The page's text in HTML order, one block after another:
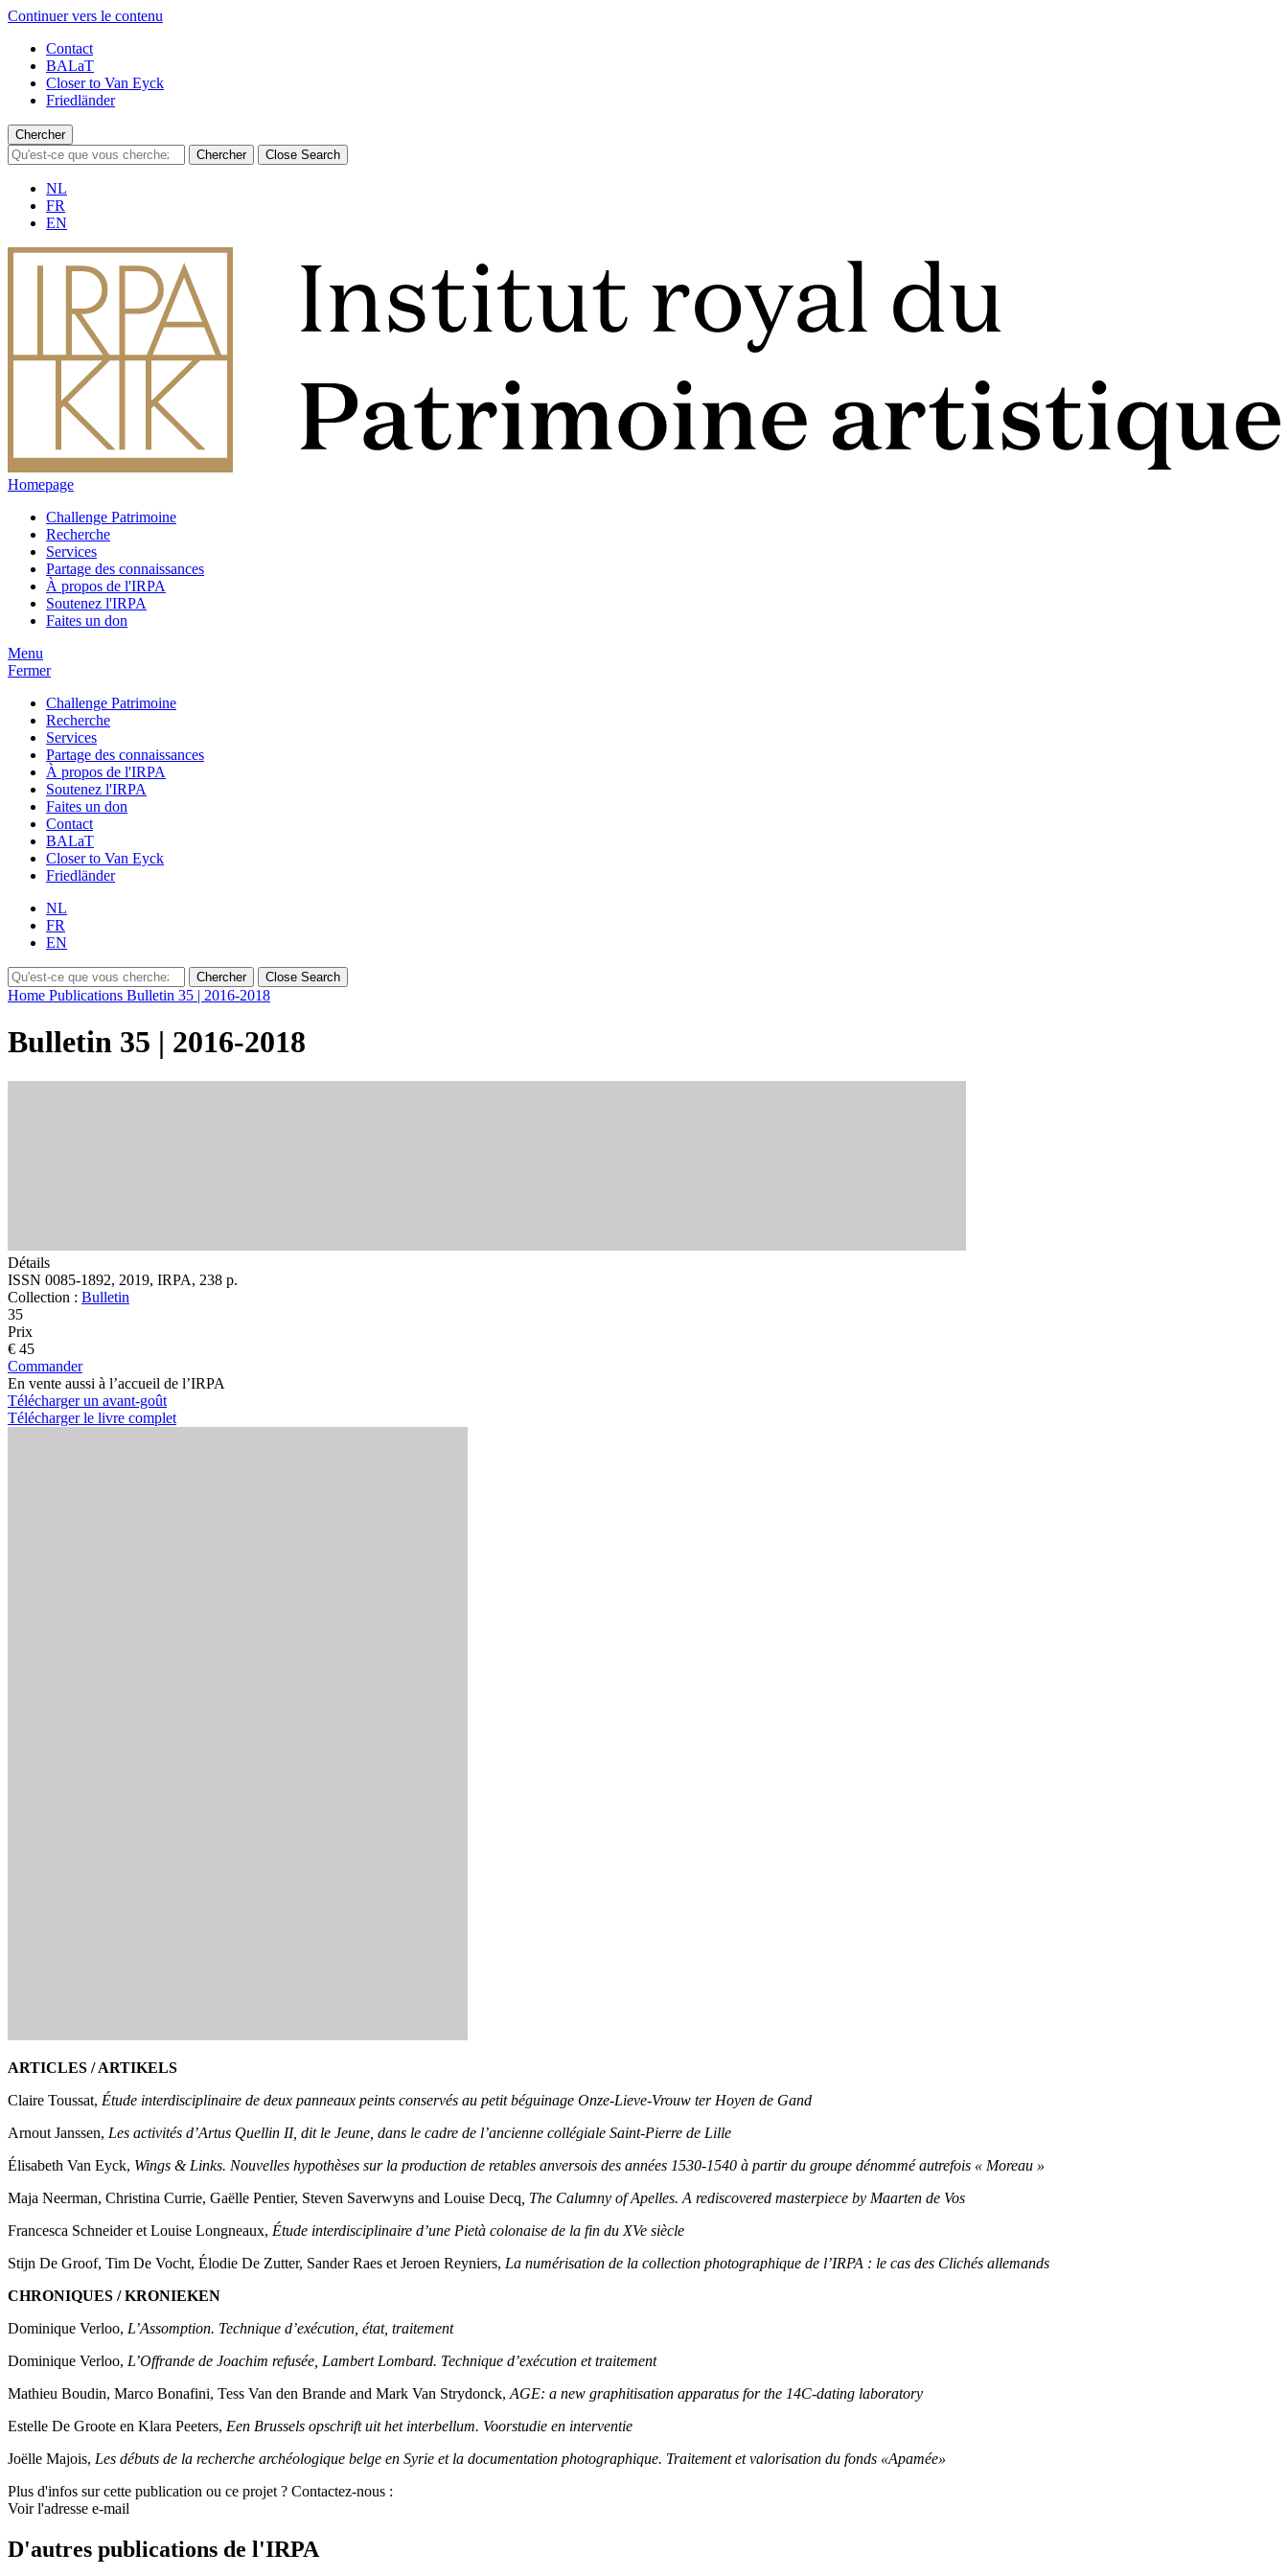
Continuer vers le contenu
Contact
BALaT
Closer to Van Eyck
Friedländer
Chercher
Chercher
Close Search
NL
FR
EN
Homepage
Challenge Patrimoine
Recherche
Services
Partage des connaissances
À propos de l'IRPA
Soutenez l'IRPA
Faites un don
Menu
Fermer
Challenge Patrimoine
Recherche
Services
Partage des connaissances
À propos de l'IRPA
Soutenez l'IRPA
Faites un don
Contact
BALaT
Closer to Van Eyck
Friedländer
NL
FR
EN
Chercher Close Search
Home Publications Bulletin 35 | 2016-2018
Bulletin 35 | 2016-2018
Détails
ISSN 0085-1892, 2019, IRPA, 238 p.
Collection : Bulletin
35
Prix
€ 45
Commander
En vente aussi à l’accueil de l’IRPA
Télécharger un avant-goût
Télécharger le livre complet
ARTICLES / ARTIKELS
Claire Toussat, Étude interdisciplinaire de deux panneaux peints conservés au petit béguinage Onze-Lieve-Vrouw ter Hoyen de Gand
Arnout Janssen, Les activités d’Artus Quellin II, dit le Jeune, dans le cadre de l’ancienne collégiale Saint-Pierre de Lille
Élisabeth Van Eyck, Wings & Links. Nouvelles hypothèses sur la production de retables anversois des années 1530-1540 à partir du groupe dénommé autrefois « Moreau »
Maja Neerman, Christina Currie, Gaëlle Pentier, Steven Saverwyns and Louise Decq , The Calumny of Apelles. A rediscovered masterpiece by Maarten de Vos
Francesca Schneider et Louise Longneaux, Étude interdisciplinaire d’une Pietà colonaise de la fin du XVe siècle
Stijn De Groof, Tim De Vocht, Élodie De Zutter, Sander Raes et Jeroen Reyniers, La numérisation de la collection photographique de l’IRPA : le cas des Clichés allemands
CHRONIQUES / KRONIEKEN
Dominique Verloo, L’Assomption. Technique d’exécution, état, traitement
Dominique Verloo, L’Offrande de Joachim refusée, Lambert Lombard. Technique d’exécution et traitement
Mathieu Boudin, Marco Bonafini, Tess Van den Brande and Mark Van Strydonck, AGE: a new graphitisation apparatus for the 14C-dating laboratory
Estelle De Groote en Klara Peeters, Een Brussels opschrift uit het interbellum. Voorstudie en interventie
Joëlle Majois, Les débuts de la recherche archéologique belge en Syrie et la documentation photographique. Traitement et valorisation du fonds «Apamée»
Plus d'infos sur cette publication ou ce projet ? Contactez-nous :
Voir l'adresse e-mail
D'autres publications de l'IRPA